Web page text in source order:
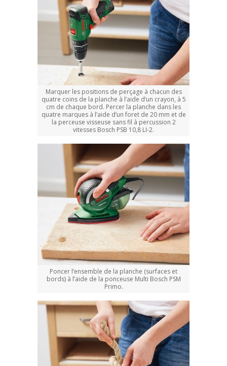
Marquer les positions de perçage à chacun des
quatre coins de la planche à l’aide d’un crayon, à 5
cm de chaque bord. Percer la planche dans les
quatre marques à l’aide d‘un foret de 20 mm et de
la perceuse visseuse sans fil à percussion 2
vitesses Bosch PSB 10,8 LI-2.
Poncer l‘ensemble de la planche (surfaces et
bords) à l’aide de la ponceuse Multi Bosch PSM
Primo.